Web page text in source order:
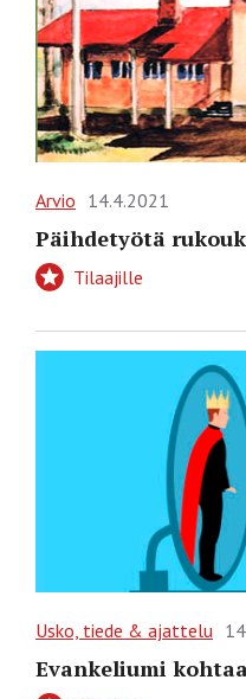
Arvio 14.4.2021
Päihdetyötä
Tilaajille
Usko, tiede & ajattelu
Evankeliumi